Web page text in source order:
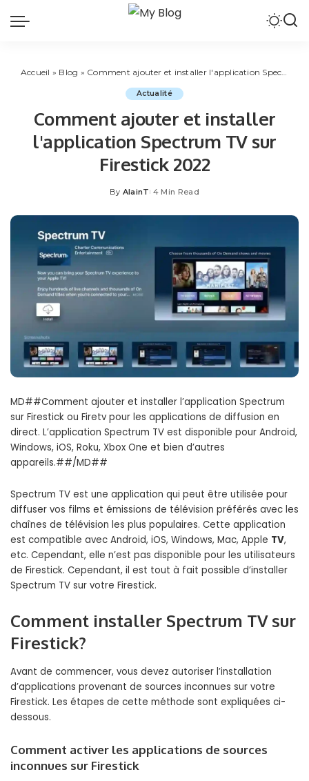
Accueil » Blog » Comment ajouter et installer l'application Spectrum TV sur Firestick 2022
Actualité
Comment ajouter et installer
l'application Spectrum TV sur
Firestick 2022
Posted
By AlainT 4 Min Read
MD##Comment ajouter et installer l’application Spectrum
sur Firestick ou Firetv pour les applications de diffusion en
direct. L’application Spectrum TV est disponible pour Android,
Windows, iOS, Roku, Xbox One et bien d’autres
appareils.##/MD##
Spectrum TV est une application qui peut être utilisée pour
diffuser vos films et émissions de télévision préférés avec les
chaînes de télévision les plus populaires. Cette application
est compatible avec Android, iOS, Windows, Mac, Apple TV,
etc. Cependant, elle n’est pas disponible pour les utilisateurs
de Firestick. Cependant, il est tout à fait possible d’installer
Spectrum TV sur votre Firestick.
Comment installer Spectrum TV sur
Firestick?
Avant de commencer, vous devez autoriser l’installation
d’applications provenant de sources inconnues sur votre
Firestick. Les étapes de cette méthode sont expliquées ci-
dessous.
Comment activer les applications de sources
inconnues sur Firestick